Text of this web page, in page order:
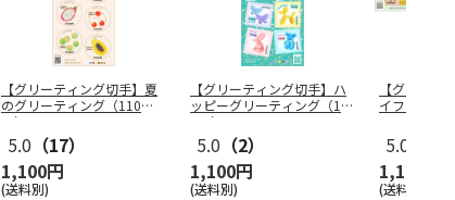
【グリーティング切手】夏
のグリーティング（110
円）
5.0 （17）
1,100円
(送料別)
【グリーティング切手】ハ
ッピーグリーティング（11
0円）
5.0 （2）
1,100円
(送料別)
【グリーテ
イフ・花（
5.0
1,100円
(送料別)